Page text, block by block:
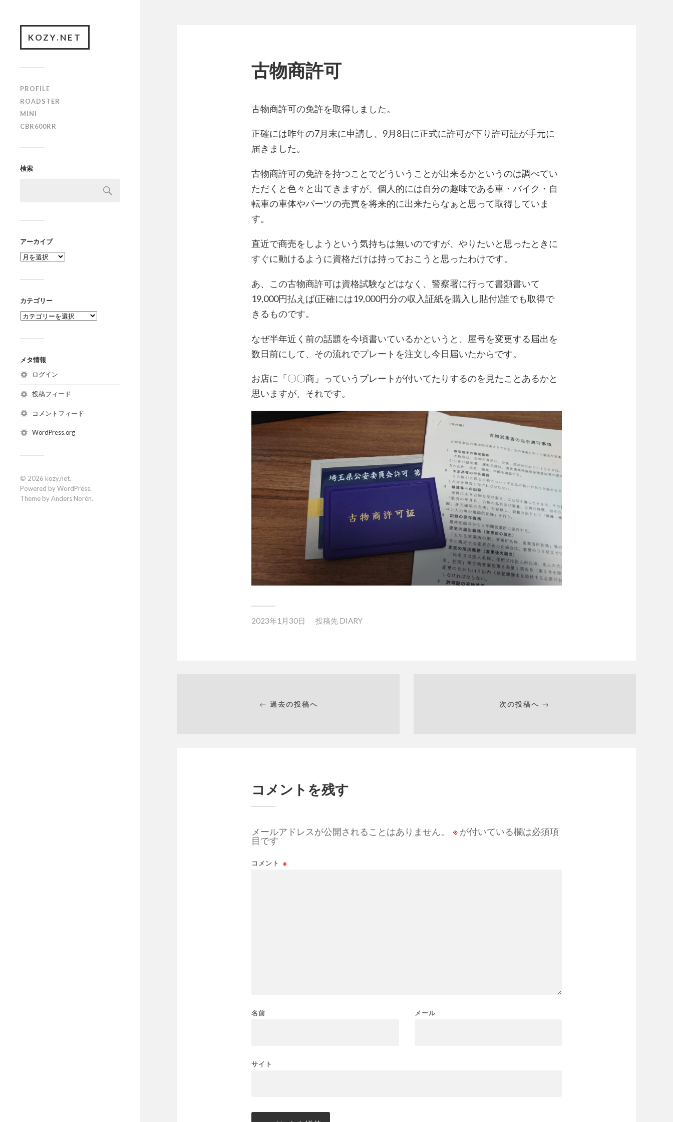
KOZY.NET
PROFILE
ROADSTER
MINI
CBR600RR
検索
アーカイブ
カテゴリー
メタ情報
ログイン
投稿フィード
コメントフィード
WordPress.org
© 2026 kozy.net.
Powered byWordPress.
Theme byAnders Norén.
古物商許可
古物商許可の免許を取得しました。
正確には昨年の7月末に申請し、9月8日に正式に許可が下り許可証が手元に
届きました。
古物商許可の免許を持つことでどういうことが出来るかというのは調べてい
ただくと色々と出てきますが、個人的には自分の趣味である車・バイク・自
転車の車体やパーツの売買を将来的に出来たらなぁと思って取得していま
す。
直近で商売をしようという気持ちは無いのですが、やりたいと思ったときに
すぐに動けるように資格だけは持っておこうと思ったわけです。
あ、この古物商許可は資格試験などはなく、警察署に行って書類書いて
19,000円払えば(正確には19,000円分の収入証紙を購入し貼付)誰でも取得で
きるものです。
なぜ半年近く前の話題を今頃書いているかというと、屋号を変更する届出を
数日前にして、その流れでプレートを注文し今日届いたからです。
お店に「〇〇商」っていうプレートが付いてたりするのを見たことあるかと
思いますが、それです。
2023年1月30日 投稿先 DIARY
← 過去の投稿へ 次の投稿へ →
コメントを残す
メールアドレスが公開されることはありません。 ※ が付いている欄は必須項
目です
コメント ※
名前 メール
サイト